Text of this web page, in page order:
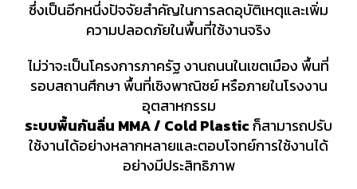
ซึ่งเป็นอีกหนึ่งปัจจัยสำคัญในการลดอุบัติเหตุและเพิ่ม
ความปลอดภัยในพื้นที่ใช้งานจริง
ไม่ว่าจะเป็นโครงการภาครัฐ งานถนนในเขตเมือง พื้นที่
รอบสถานศึกษา พื้นที่เชิงพาณิชย์ หรือภายในโรงงาน
อุตสาหกรรม
ระบบพื้นกันลื่น MMA / Cold Plasticก็สามารถปรับ
ใช้งานได้อย่างหลากหลายและตอบโจทย์การใช้งานได้
อย่างมีประสิทธิภาพ